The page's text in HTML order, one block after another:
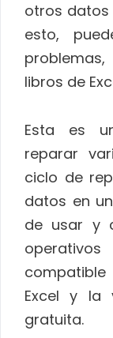
otros datos
esto,
libros de
Esta es
reparar
ciclo de
datos en
de usar y
Excel y la
gratuita.